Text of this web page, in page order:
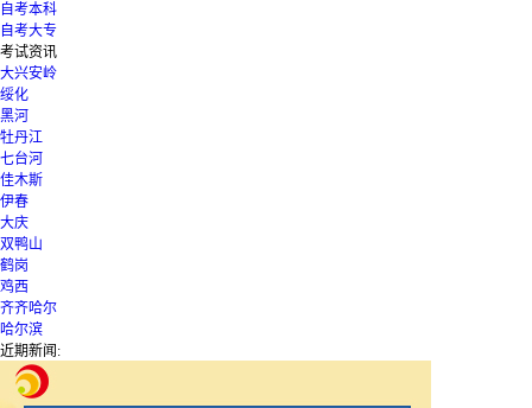
自考本科
自考大专
考试资讯
大兴安岭
绥化
黑河
牡丹江
七台河
佳木斯
伊春
大庆
双鸭山
鹤岗
鸡西
齐齐哈尔
哈尔滨
近期新闻: